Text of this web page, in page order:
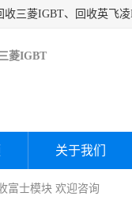
菱IGBT
关于我们
富士模块 欢迎咨询